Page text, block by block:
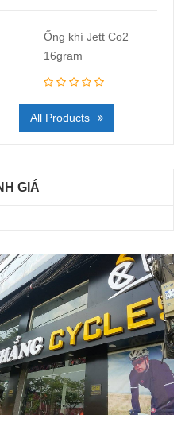
Ống khí Jett Co2
16gram
All Products
GIÁ